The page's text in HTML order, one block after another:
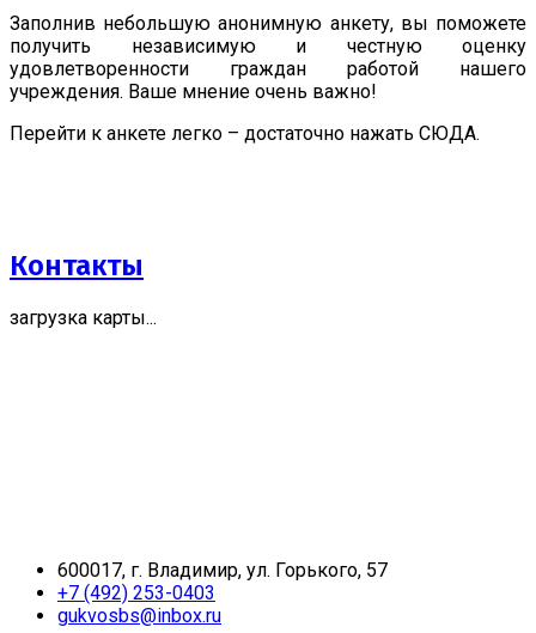
Заполнив небольшую анонимную анкету, вы поможете
получить независимую и честную оценку
удовлетворенности граждан работой нашего
учреждения. Ваше мнение очень важно!
Перейти к анкете легко – достаточно нажать СЮДА.
Контакты
загрузка карты...
600017, г. Владимир, ул. Горького, 57
+7 (492) 253-0403
gukvosbs@inbox.ru